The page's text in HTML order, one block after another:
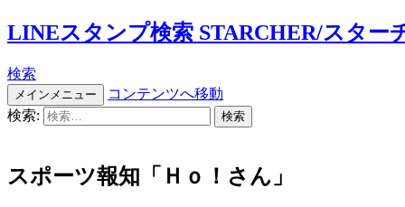
LINEスタンプ検索 STARCHER/スター
検索
メインメニュー
コンテンツへ移動
検索:
スポーツ報知「Ｈｏ！さん」